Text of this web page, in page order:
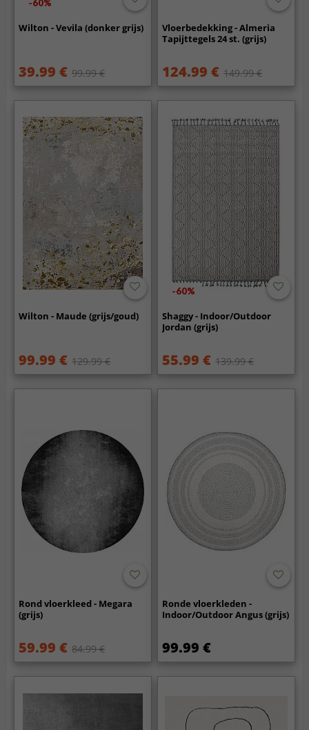
-60%
Wilton - Vevila (donker grijs)
39.99 € 99.99 €
Vloerbedekking - Almeria
Tapijttegels 24 st. (grijs)
124.99 € 149.99 €
Wilton - Maude (grijs/goud)
99.99 € 129.99 €
-60%
Shaggy - Indoor/Outdoor
Jordan (grijs)
55.99 € 139.99 €
Rond vloerkleed - Megara
(grijs)
59.99 € 84.99 €
Ronde vloerkleden -
Indoor/Outdoor Angus (grijs)
99.99 €